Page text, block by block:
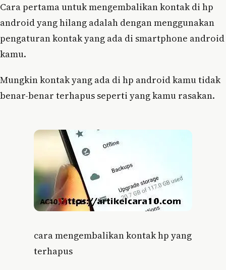
Cara pertama untuk mengembalikan kontak di hp
android yang hilang adalah dengan menggunakan
pengaturan kontak yang ada di smartphone android
kamu.
Mungkin kontak yang ada di hp android kamu tidak
benar-benar terhapus seperti yang kamu rasakan.
cara mengembalikan kontak hp yang
terhapus